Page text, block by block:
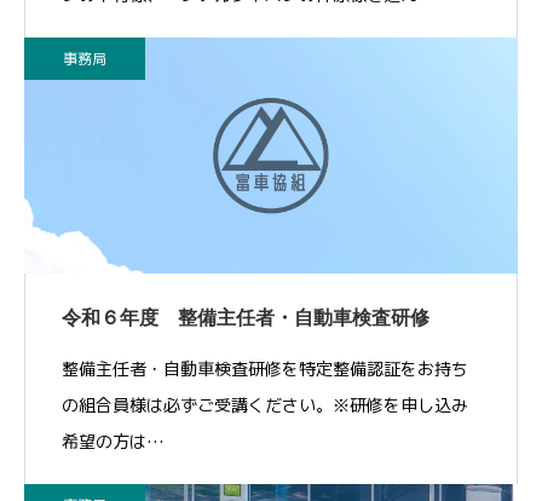
事務局
令和６年度 整備主任者・自動車検査研修
整備主任者・自動車検査研修を特定整備認証をお持ち
の組合員様は必ずご受講ください。※研修を申し込み
希望の方は…